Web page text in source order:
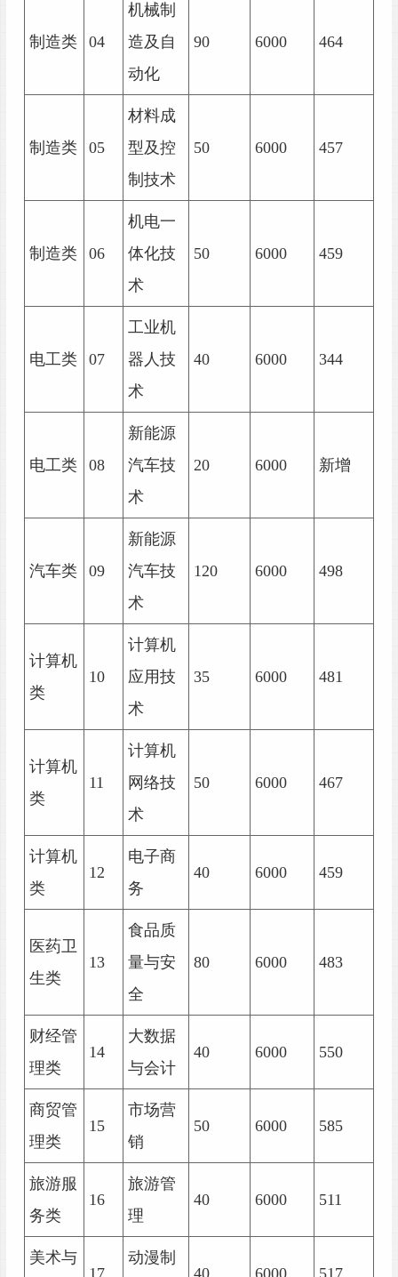
制造类 04
机械制
造及自
动化
90 6000 464
制造类 05
材料成
型及控
制技术
50 6000 457
制造类 06
机电一
体化技
术
50 6000 459
电工类 07
工业机
器人技
术
40 6000 344
电工类 08
新能源
汽车技
术
20 6000 新增
汽车类 09
新能源
汽车技
术
120 6000 498
计算机
类
10
计算机
应用技
术
35 6000 481
计算机
类
11
计算机
网络技
术
50 6000 467
计算机
类
12
电子商
务
40 6000 459
医药卫
生类
13
食品质
量与安
全
80 6000 483
财经管
理类
14
大数据
与会计
40 6000 550
商贸管
理类
15
市场营
销
50 6000 585
旅游服
务类
16
旅游管
理
40 6000 511
美术与
动漫制